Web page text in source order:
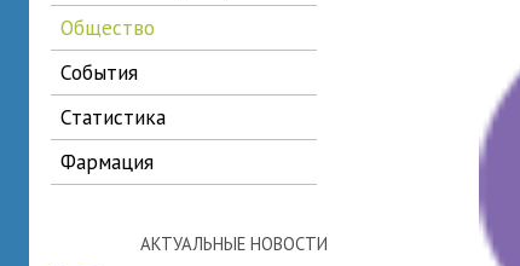
общество
события
статистика
фармация
АКТУАЛЬНЫЕ НОВОСТИ